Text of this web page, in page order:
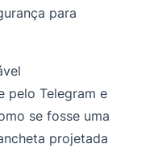
para
pelo Telegram e
se fosse uma
projetada